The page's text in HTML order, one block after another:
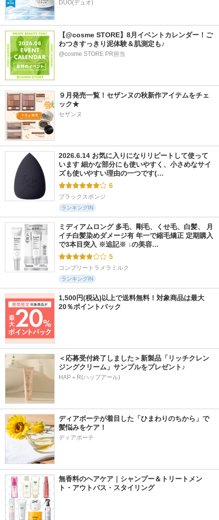
DUO(デュオ)
【@cosme STORE】8月イベントカレンダー！ご
わつきすっきり泥体験＆肌測定も♪
@cosme STORE PR担当
９月発売一覧！セザンヌの秋新作アイテムをチェ
ック★
セザンヌ
2026.6.14 お気に入りになりリピートして使って
います 細かな部分にも使いやすく、小さめなサイ
ズも使いやすい理由の一つです(…
6
ブラックスポンジ
ランキングIN
ミディアムロング 多毛、剛毛、くせ毛、白髪、 月
イチ白髪染めダメージ有 年一で縮毛矯正 定期購入
で3本目突入 ※追記※ ↓の美容…
5
コンプリートラメラミルク
ランキングIN
1,500円(税込)以上で送料無料！対象商品は最大
20％ポイントバック
＜応募受付終了しました＞新製品「リッチクレン
ジングクリーム」サンプルをプレゼント♪
HAP＋R(ハップアール)
ディアボーテが着目した「ひまわりのちから」で
髪悩みをケア！
ディアボーテ
無香料のヘアケア｜シャンプー＆トリートメン
ト・アウトバス・スタイリング